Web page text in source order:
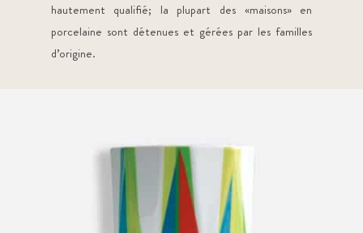
hautement qualifié; la plupart des «maisons» en
porcelaine sont détenues et gérées par les familles
d’origine.